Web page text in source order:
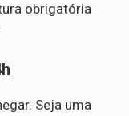
obrigatória
Seja uma